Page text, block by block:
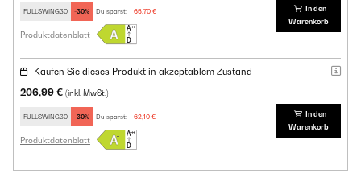
FULLSWING30 -30% Du sparst: 65,70 €
Produktdatenblatt
In den
Warenkorb
Kaufen Sie dieses Produkt in akzeptablem Zustand
206,99 € (inkl. MwSt.)
FULLSWING30 -30% Du sparst: 62,10 €
Produktdatenblatt
In den
Warenkorb